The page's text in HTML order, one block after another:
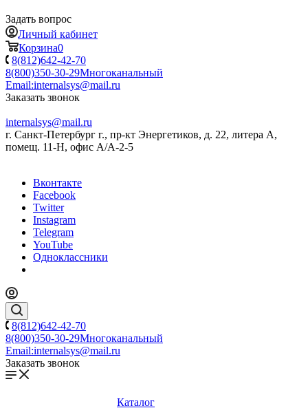
Задать вопрос
Личный кабинет
Корзина0
8(812)642-42-70
8(800)350-30-29Многоканальный
Email:internalsys@mail.ru
Заказать звонок
internalsys@mail.ru
г. Санкт-Петербург г., пр-кт Энергетиков, д. 22, литера А,
помещ. 11-Н, офис А/А-2-5
Вконтакте
Facebook
Twitter
Instagram
Telegram
YouTube
Одноклассники
8(812)642-42-70
8(800)350-30-29Многоканальный
Email:internalsys@mail.ru
Заказать звонок
Каталог